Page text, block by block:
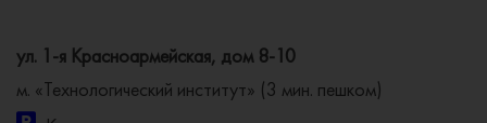
ул. 1-я Красноармейская, дом 8-10
м. «Технологический институт» (3 мин. пешком)